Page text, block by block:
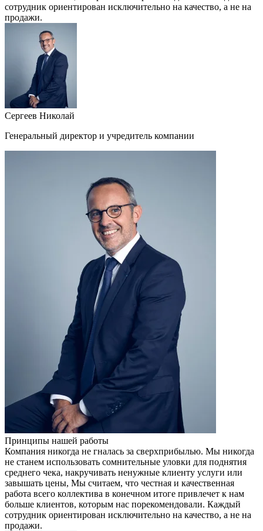
сотрудник ориентирован исключительно на качество, а не на
продажи.
Сергеев Николай
Генеральный директор и учредитель компании
Принципы нашей работы
Компания никогда не гналась за сверхприбылью. Мы никогда
не станем использовать сомнительные уловки для поднятия
среднего чека, накручивать ненужные клиенту услуги или
завышать цены, Мы считаем, что честная и качественная
работа всего коллектива в конечном итоге привлечет к нам
больше клиентов, которым нас порекомендовали. Каждый
сотрудник ориентирован исключительно на качество, а не на
продажи.